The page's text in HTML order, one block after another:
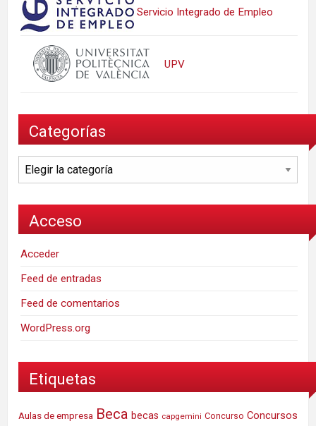
Servicio Integrado de Empleo
UPV
Categorías
Categorías
Acceso
Acceder
Feed de entradas
Feed de comentarios
WordPress.org
Etiquetas
Aulas de empresa Beca becas capgemini Concurso Concursos